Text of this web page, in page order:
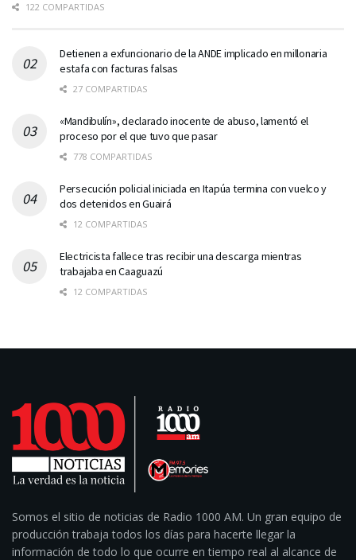
122 COMPARTIDAS
Detienen a exfuncionario de la ANDE implicado en millonaria
estafa con facturas falsas
27 COMPARTIDAS
«Mandibulín», declarado inocente de abuso, lamentó el
proceso por el que tuvo que pasar
778 COMPARTIDAS
Persecución policial iniciada en Itapúa termina con vuelco y
dos detenidos en Guairá
12 COMPARTIDAS
Electricista fallece tras recibir una descarga mientras
trabajaba en Caaguazú
12 COMPARTIDAS
Somos el sitio de noticias de Radio 1000 AM. Un gran equipo de
producción trabaja todos los días para hacerte llegar la
información de todo lo que ocurre en tiempo real al alcance de